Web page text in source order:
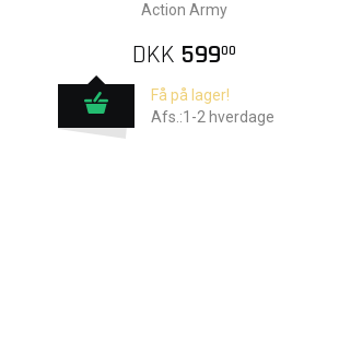
Action Army
DKK 59900
Få på lager!
Afs.:1-2 hverdage